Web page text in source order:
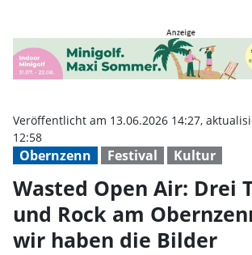
Obernzenn Festival Kultur
Veröffentlicht am 13.06.2026 14:27,
12:58
Wasted Open Air: Drei
und Rock am
wir haben die Bilder